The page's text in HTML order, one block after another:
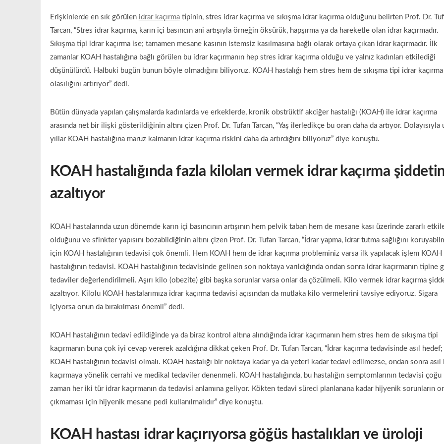
Erişkinlerde en sık görülen idrar kaçırmatipinin, stres idrar kaçırma ve sıkışma idrar kaçırma olduğunu belirten Prof. Dr.
Tarcan, “Stres idrar kaçırma, karın içi basıncın ani artışıyla örneğin öksürük, hapşırma ya da hareketle olan idrar kaçırmadır.
Sıkışma tipi idrar kaçırma ise; tamamen mesane kasının istemsiz kasılmasına bağlı olarak ortaya çıkan idrar kaçırmadır. İlk
zamanlar KOAH hastalığına bağlı görülen bu idrar kaçırmanın hep stres idrar kaçırma olduğu ve yalnız kadınları etkilediği
düşünülürdü. Halbuki bugün bunun böyle olmadığını biliyoruz. KOAH hastalığı hem stres hem de sıkışma tipi idrar kaçırma
olasılığını artırıyor” dedi.
Bütün dünyada yapılan çalışmalarda kadınlarda ve erkeklerde, kronik obstrüktif akciğer hastalığı (KOAH) ile idrar kaçırma
arasında net bir ilişki gösterildiğinin altını çizen Prof. Dr. Tufan Tarcan, “Yaş ilerledikçe bu oran daha da artıyor. Dolayısıyla
yıllar KOAH hastalığına maruz kalmanın idrar kaçırma riskini daha da artırdığını biliyoruz” diye konuştu.
KOAH hastalığında fazla kiloları vermek idrar kaçırma
azaltıyor
KOAH hastalarında uzun dönemde karın içi basıncının artışının hem pelvik taban hem de mesane kası üzerinde zararlı
olduğunu ve sfinkter yapısını bozabildiğinin altını çizen Prof. Dr. Tufan Tarcan, “İdrar yapma, idrar tutma sağlığını
için KOAH hastalığının tedavisi çok önemli. Hem KOAH hem de idrar kaçırma probleminiz varsa ilk yapılacak işlem KOAH
hastalığının tedavisi. KOAH hastalığının tedavisinde gelinen son noktaya varıldığında ondan sonra idrar kaçırmanın tipine
tedaviler değerlendirilmeli. Aşırı kilo (obezite) gibi başka sorunlar varsa onlar da çözülmeli. Kilo vermek idrar kaçırma
azaltıyor. Kilolu KOAH hastalarımıza idrar kaçırma tedavisi açısından da mutlaka kilo vermelerini tavsiye ediyoruz. Sigara
içiyorsa onun da bırakılması önemli” dedi.
KOAH hastalığının tedavi edildiğinde ya da biraz kontrol altına alındığında idrar kaçırmanın hem stres hem de sıkışma tipi
kaçırmanın buna çok iyi cevap vererek azaldığına dikkat çeken Prof. Dr. Tufan Tarcan, “İdrar kaçırma tedavisinde asıl hedef;
KOAH hastalığının tedavisi olmalı. KOAH hastalığı bir noktaya kadar ya da yeteri kadar tedavi edilmezse, ondan sonra asıl
kaçırmaya yönelik cerrahi ve medikal tedaviler denenmeli. KOAH hastalığında, bu hastalığın semptomlarının tedavisi çoğu
zaman her iki tür idrar kaçırmanın da tedavisi anlamına geliyor. Kökten tedavi süreci planlanana kadar hijyenik sorunların
çıkmaması için hijyenik mesane pedi kullanılmalıdır” diye konuştu.
KOAH hastası idrar kaçırıyorsa göğüs hastalıkları ve üroloji